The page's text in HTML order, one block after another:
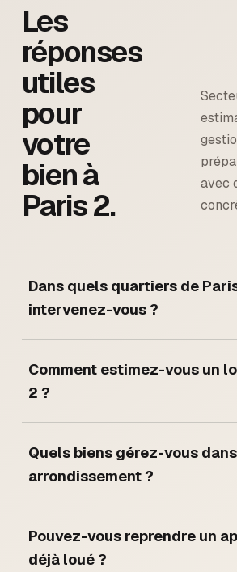
Les
réponses
utiles
pour
votre
bien à
Paris 2.
avec
Dans quels quartiers de
intervenez-vous ?
Comment estimez-vous un
2 ?
Quels biens gérez-vous
arrondissement ?
Pouvez-vous reprendre un
déjà loué ?